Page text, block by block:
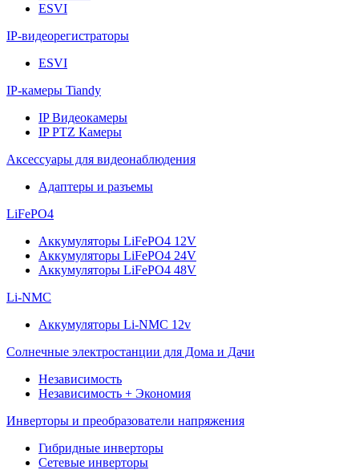
ESVI
IP-видеорегистраторы
ESVI
IP-камеры Tiandy
IP Видеокамеры
IP PTZ Камеры
Аксессуары для видеонаблюдения
Адаптеры и разъемы
LiFePO4
Аккумуляторы LiFePO4 12V
Аккумуляторы LiFePO4 24V
Аккумуляторы LiFePO4 48V
Li-NMC
Аккумуляторы Li-NMC 12v
Солнечные электростанции для Дома и Дачи
Независимость
Независимость + Экономия
Инверторы и преобразователи напряжения
Гибридные инверторы
Сетевые инверторы